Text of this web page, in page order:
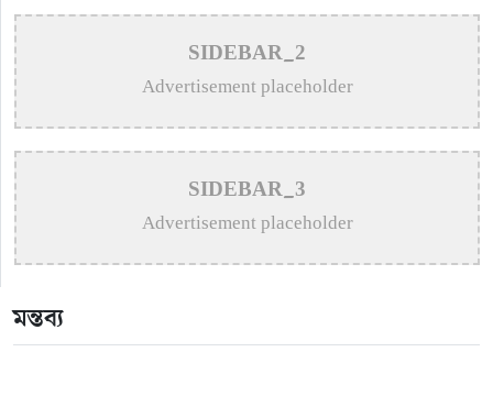
Casino вход на зеркало
>
Aviator – O Guia Essencial para Jogar e Vencer na
Crash-Game
>
Olimp Casino
>1win официальный сайт букмекера — Обзор и
>1win официальный сайт букмекера — Обзор и
SIDEBAR_2
Advertisement placeholder
SIDEBAR_3
Advertisement placeholder
মন্তব্য